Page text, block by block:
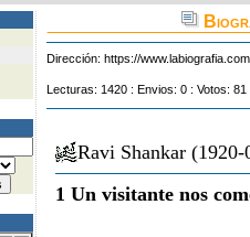
Dirección: https://
Lecturas: 1420 : Envios: 0 : Votos:
Ravi Shankar
1 Un visitante nos